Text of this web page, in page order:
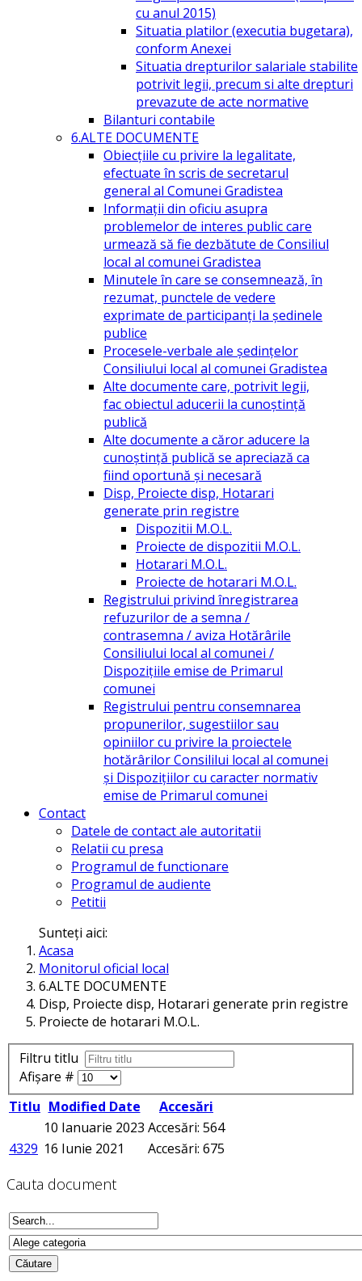
cu anul 2015)
Situatia platilor (executia bugetara),
conform Anexei
Situatia drepturilor salariale stabilite
potrivit legii, precum si alte drepturi
prevazute de acte normative
Bilanturi contabile
6.ALTE DOCUMENTE
Obiecțiile cu privire la legalitate,
efectuate în scris de secretarul
general al Comunei Gradistea
Informații din oficiu asupra
problemelor de interes public care
urmează să fie dezbătute de Consiliul
local al comunei Gradistea
Minutele în care se consemnează, în
rezumat, punctele de vedere
exprimate de participanți la ședinele
publice
Procesele-verbale ale ședințelor
Consiliului local al comunei Gradistea
Alte documente care, potrivit legii,
fac obiectul aducerii la cunoștință
publică
Alte documente a căror aducere la
cunoștință publică se apreciază ca
fiind oportună și necesară
Disp, Proiecte disp, Hotarari
generate prin registre
Dispozitii M.O.L.
Proiecte de dispozitii M.O.L.
Hotarari M.O.L.
Proiecte de hotarari M.O.L.
Registrului privind înregistrarea
refuzurilor de a semna /
contrasemna / aviza Hotărârile
Consiliului local al comunei /
Dispozițiile emise de Primarul
comunei
Registrului pentru consemnarea
propunerilor, sugestiilor sau
opiniilor cu privire la proiectele
hotărârilor Consililui local al comunei
și Dispozițiilor cu caracter normativ
emise de Primarul comunei
Contact
Datele de contact ale autoritatii
Relatii cu presa
Programul de functionare
Programul de audiente
Petitii
Sunteți aici:
Acasa
Monitorul oficial local
6.ALTE DOCUMENTE
Disp, Proiecte disp, Hotarari generate prin registre
Proiecte de hotarari M.O.L.
Filtru titlu
Afișare #
Titlu Modified Date
Accesări
10 Ianuarie 2023 Accesări: 564
4329 16 Iunie 2021 Accesări: 675
Cauta document